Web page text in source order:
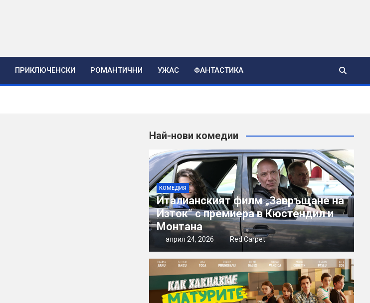
ПРИКЛЮЧЕНСКИ РОМАНТИЧНИ УЖАС ФАНТАСТИКА
Най-нови комедии
КОМЕДИЯ
Италианският филм „Завръщане на
Изток“ с премиера в Кюстендил и
Монтана
април 24, 2026 Red Carpet